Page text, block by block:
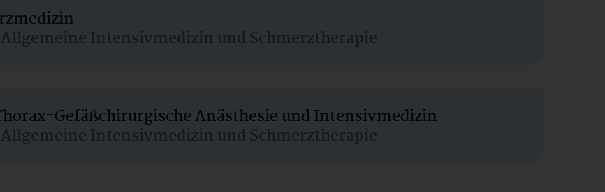
Intensivmedizin und Schmerztherapie
Gefäßchirurgische Anästhesie und Intensivmedizin
Intensivmedizin und Schmerztherapie